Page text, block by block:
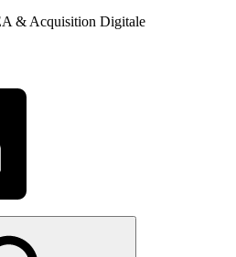
& Acquisition Digitale